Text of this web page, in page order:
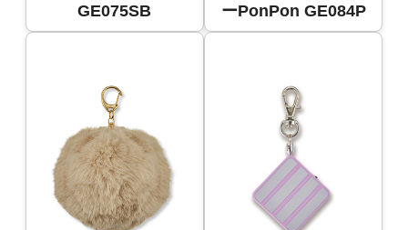
GE075SB
ーPonPon GE084P